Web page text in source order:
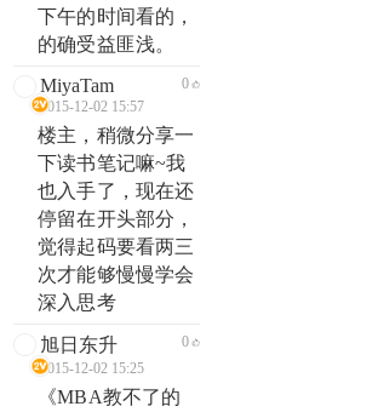
下午的时间看的，
的确受益匪浅。
MiyaTam
2015-12-02 15:57
0
楼主，稍微分享一
下读书笔记嘛~我
也入手了，现在还
停留在开头部分，
觉得起码要看两三
次才能够慢慢学会
深入思考
旭日东升
2015-12-02 15:25
0
《MBA教不了的